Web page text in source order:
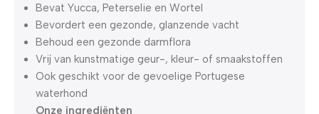
Bevat Yucca, Peterselie en Wortel
Bevordert een gezonde, glanzende vacht
Behoud een gezonde darmflora
Vrij van kunstmatige geur-, kleur- of smaakstoffen
Ook geschikt voor de gevoelige Portugese
waterhond
Onze ingrediënten